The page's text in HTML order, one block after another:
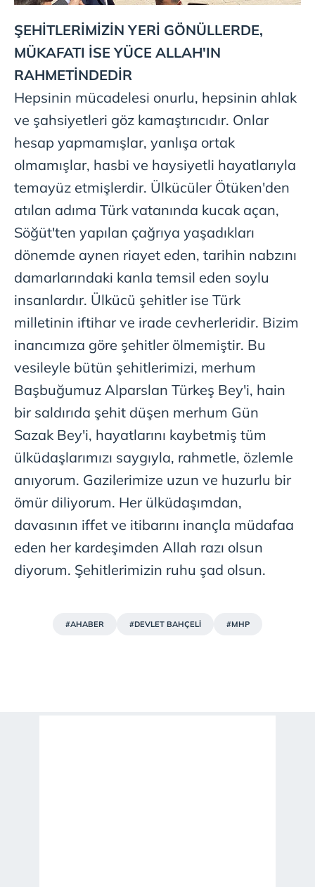
ŞEHİTLERİMİZİN YERİ GÖNÜLLERDE,
MÜKAFATI İSE YÜCE ALLAH'IN
RAHMETİNDEDİR
Hepsinin mücadelesi onurlu, hepsinin ahlak
ve şahsiyetleri göz kamaştırıcıdır. Onlar
hesap yapmamışlar, yanlışa ortak
olmamışlar, hasbi ve haysiyetli hayatlarıyla
temayüz etmişlerdir. Ülkücüler Ötüken'den
atılan adıma Türk vatanında kucak açan,
Söğüt'ten yapılan çağrıya yaşadıkları
dönemde aynen riayet eden, tarihin nabzını
damarlarındaki kanla temsil eden soylu
insanlardır. Ülkücü şehitler ise Türk
milletinin iftihar ve irade cevherleridir. Bizim
inancımıza göre şehitler ölmemiştir. Bu
vesileyle bütün şehitlerimizi, merhum
Başbuğumuz Alparslan Türkeş Bey'i, hain
bir saldırıda şehit düşen merhum Gün
Sazak Bey'i, hayatlarını kaybetmiş tüm
ülküdaşlarımızı saygıyla, rahmetle, özlemle
anıyorum. Gazilerimize uzun ve huzurlu bir
ömür diliyorum. Her ülküdaşımdan,
davasının iffet ve itibarını inançla müdafaa
eden her kardeşimden Allah razı olsun
diyorum. Şehitlerimizin ruhu şad olsun.
#AHABER #DEVLET BAHÇELİ #MHP